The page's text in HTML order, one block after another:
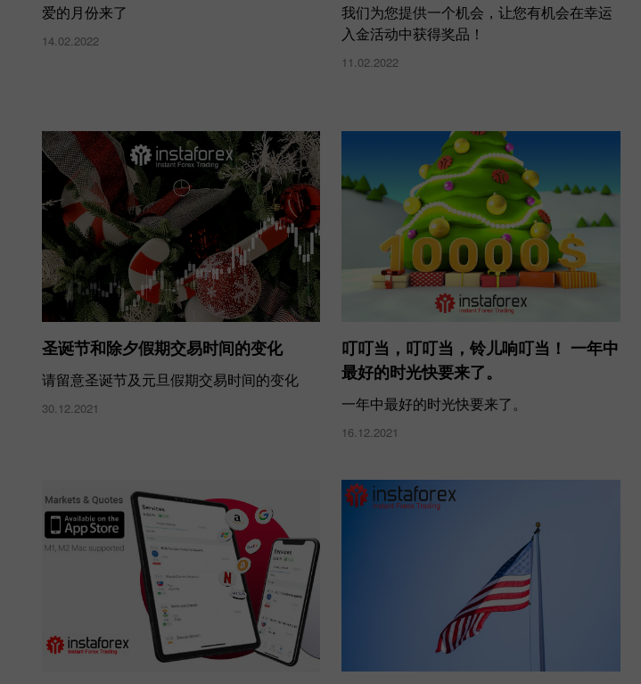
爱的月份来了
14.02.2022
我们为您提供一个机会，让您有机会在幸运
入金活动中获得奖品！
11.02.2022
圣诞节和除夕假期交易时间的变化
请留意圣诞节及元旦假期交易时间的变化
30.12.2021
叮叮当，叮叮当，铃儿响叮当！ 一年中
最好的时光快要来了。
一年中最好的时光快要来了。
16.12.2021